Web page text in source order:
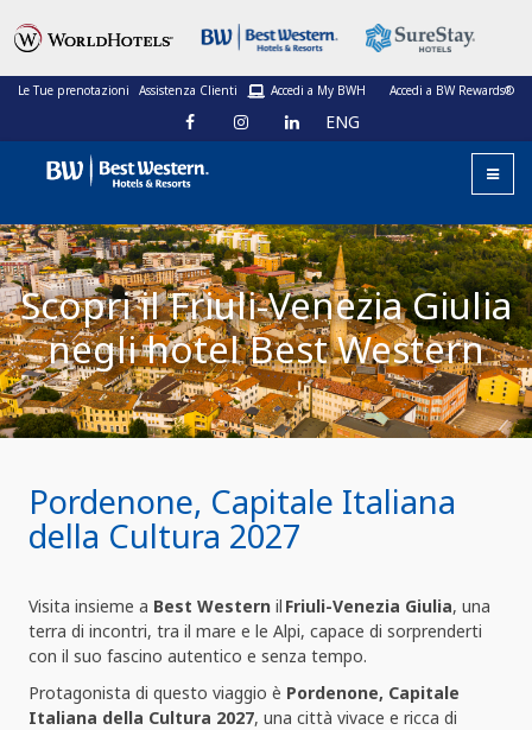
Le Tue prenotazioni Assistenza Clienti Accedi a My BWH Accedi a BW Rewards®
ENG
Scopri il Friuli-Venezia Giulia
negli hotel Best Western
Pordenone, Capitale Italiana
della Cultura 2027
Visita insieme a Best Western il Friuli-Venezia Giulia, una
terra di incontri, tra il mare e le Alpi, capace di sorprenderti
con il suo fascino autentico e senza tempo.
Protagonista di questo viaggio è Pordenone, Capitale
Italiana della Cultura 2027, una città vivace e ricca di